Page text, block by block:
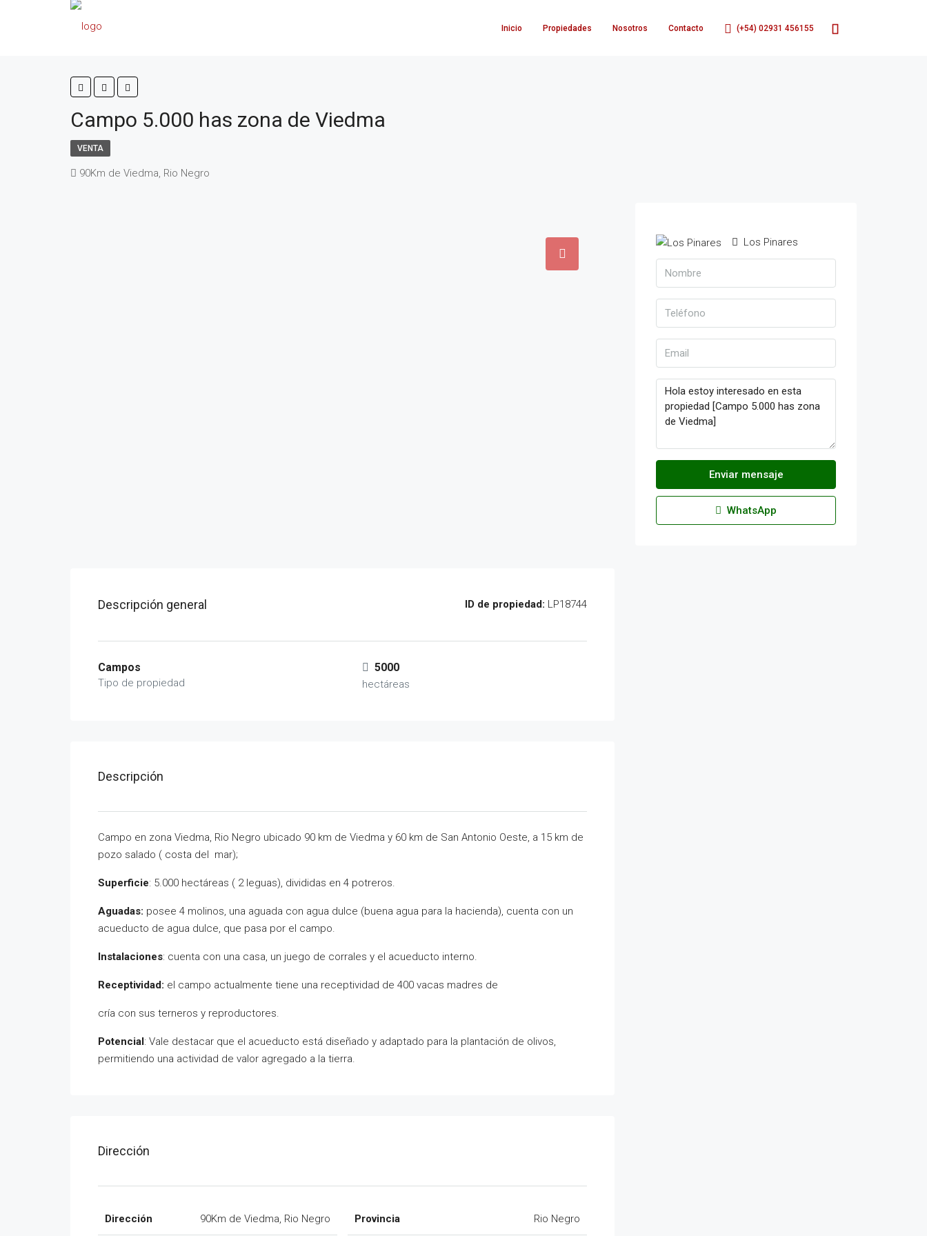
Inicio Propiedades Nosotros Contacto (+54) 02931 456155
Campo 5.000 has zona de Viedma
VENTA
90Km de Viedma, Rio Negro
Descripción general ID de propiedad: LP18744
Campos
Tipo de propiedad
5000
hectáreas
Descripción
Campo en zona Viedma, Rio Negro ubicado 90 km de Viedma y 60 km de San Antonio Oeste, a 15 km de
pozo salado ( costa del mar);
Superficie: 5.000 hectáreas ( 2 leguas), divididas en 4 potreros.
Aguadas: posee 4 molinos, una aguada con agua dulce (buena agua para la hacienda), cuenta con un
acueducto de agua dulce, que pasa por el campo.
Instalaciones: cuenta con una casa, un juego de corrales y el acueducto interno.
Receptividad: el campo actualmente tiene una receptividad de 400 vacas madres de
cría con sus terneros y reproductores.
Potencial: Vale destacar que el acueducto está diseñado y adaptado para la plantación de olivos,
permitiendo una actividad de valor agregado a la tierra.
Dirección
Dirección 90Km de Viedma, Rio Negro Provincia Rio Negro
Los Pinares
Enviar mensaje
WhatsApp